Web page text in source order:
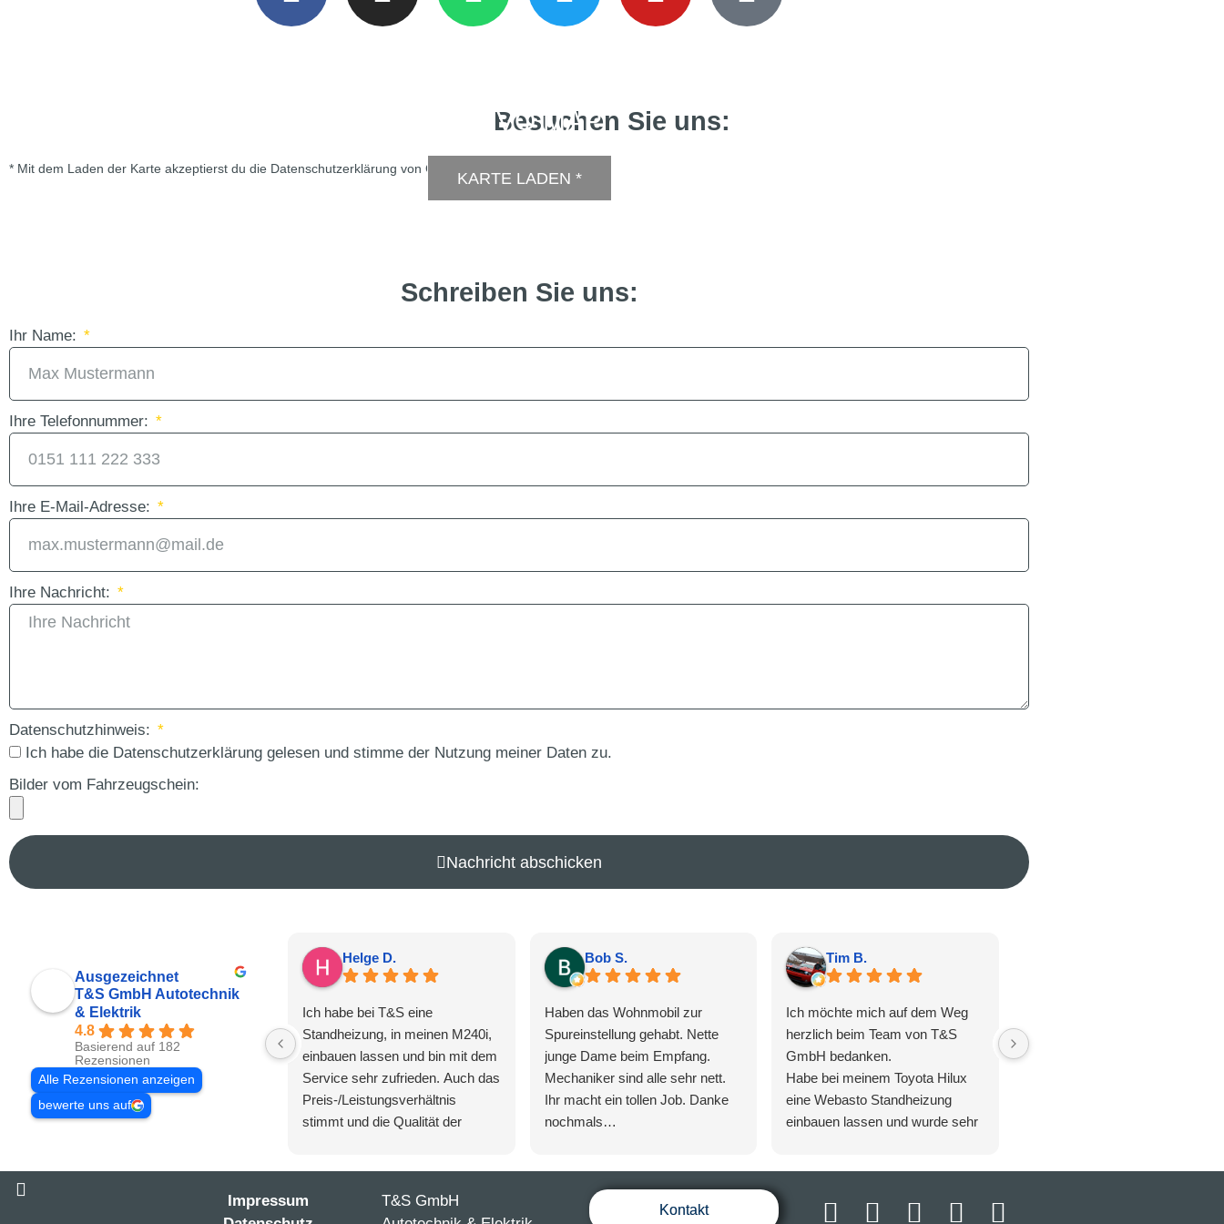
Besuchen Sie uns:
DSGVO MAP
KARTE LADEN *
* Mit dem Laden der Karte akzeptierst du die Datenschutzerklärung von Google.
Schreiben Sie uns:
Ihr Name:
Ihre Telefonnummer:
Ihre E-Mail-Adresse:
Ihre Nachricht:
Datenschutzhinweis:
Ich habe die Datenschutzerklärung gelesen und stimme der Nutzung meiner Daten zu.
Bilder vom Fahrzeugschein:
Nachricht abschicken
Ausgezeichnet
T&S GmbH Autotechnik
& Elektrik
4.8
Basierend auf 182
Rezensionen
Alle Rezensionen anzeigen
bewerte uns auf
Helge D.
Ich habe bei T&S eine
Standheizung, in meinen M240i,
einbauen lassen und bin mit dem
Service sehr zufrieden. Auch das
Preis-/Leistungsverhältnis
stimmt und die Qualität der
Bob S.
Haben das Wohnmobil zur
Spureinstellung gehabt. Nette
junge Dame beim Empfang.
Mechaniker sind alle sehr nett.
Ihr macht ein tollen Job. Danke
nochmals…
Tim B.
Ich möchte mich auf dem Weg
herzlich beim Team von T&S
GmbH bedanken.
Habe bei meinem Toyota Hilux
eine Webasto Standheizung
einbauen lassen und wurde sehr
wurde individuell eingegangen.
kompetent ! Ich konnte am
Impressum
T&S GmbH
Kontakt